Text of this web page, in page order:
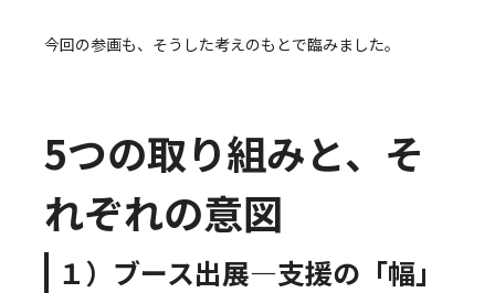
今回の参画も、そうした考えのもとで臨みました。
5つの取り組みと、そ
れぞれの意図
１）ブース出展—支援の「幅」